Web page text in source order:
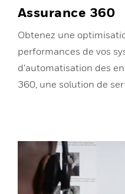
Assurance 360
Obtenez une
performances de vos
d'automatisation des
360, une solution de